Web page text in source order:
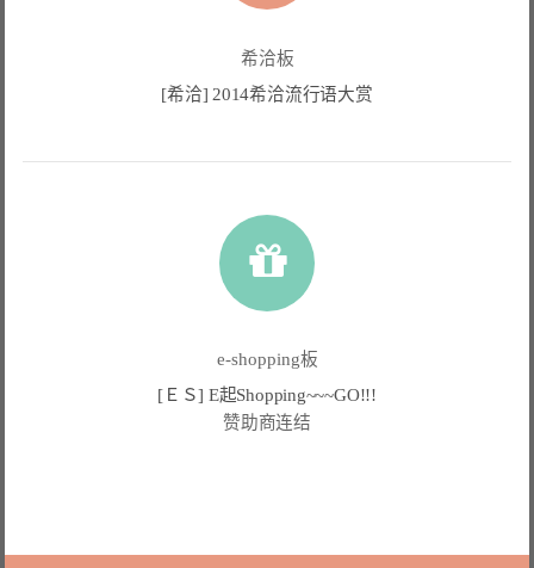
希洽板
[希洽] 2014希洽流行语大赏
e-shopping板
[ＥＳ] E起Shopping~~~GO!!!
赞助商连结